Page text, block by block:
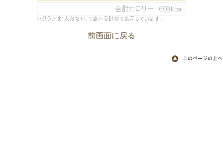
前画面に戻る